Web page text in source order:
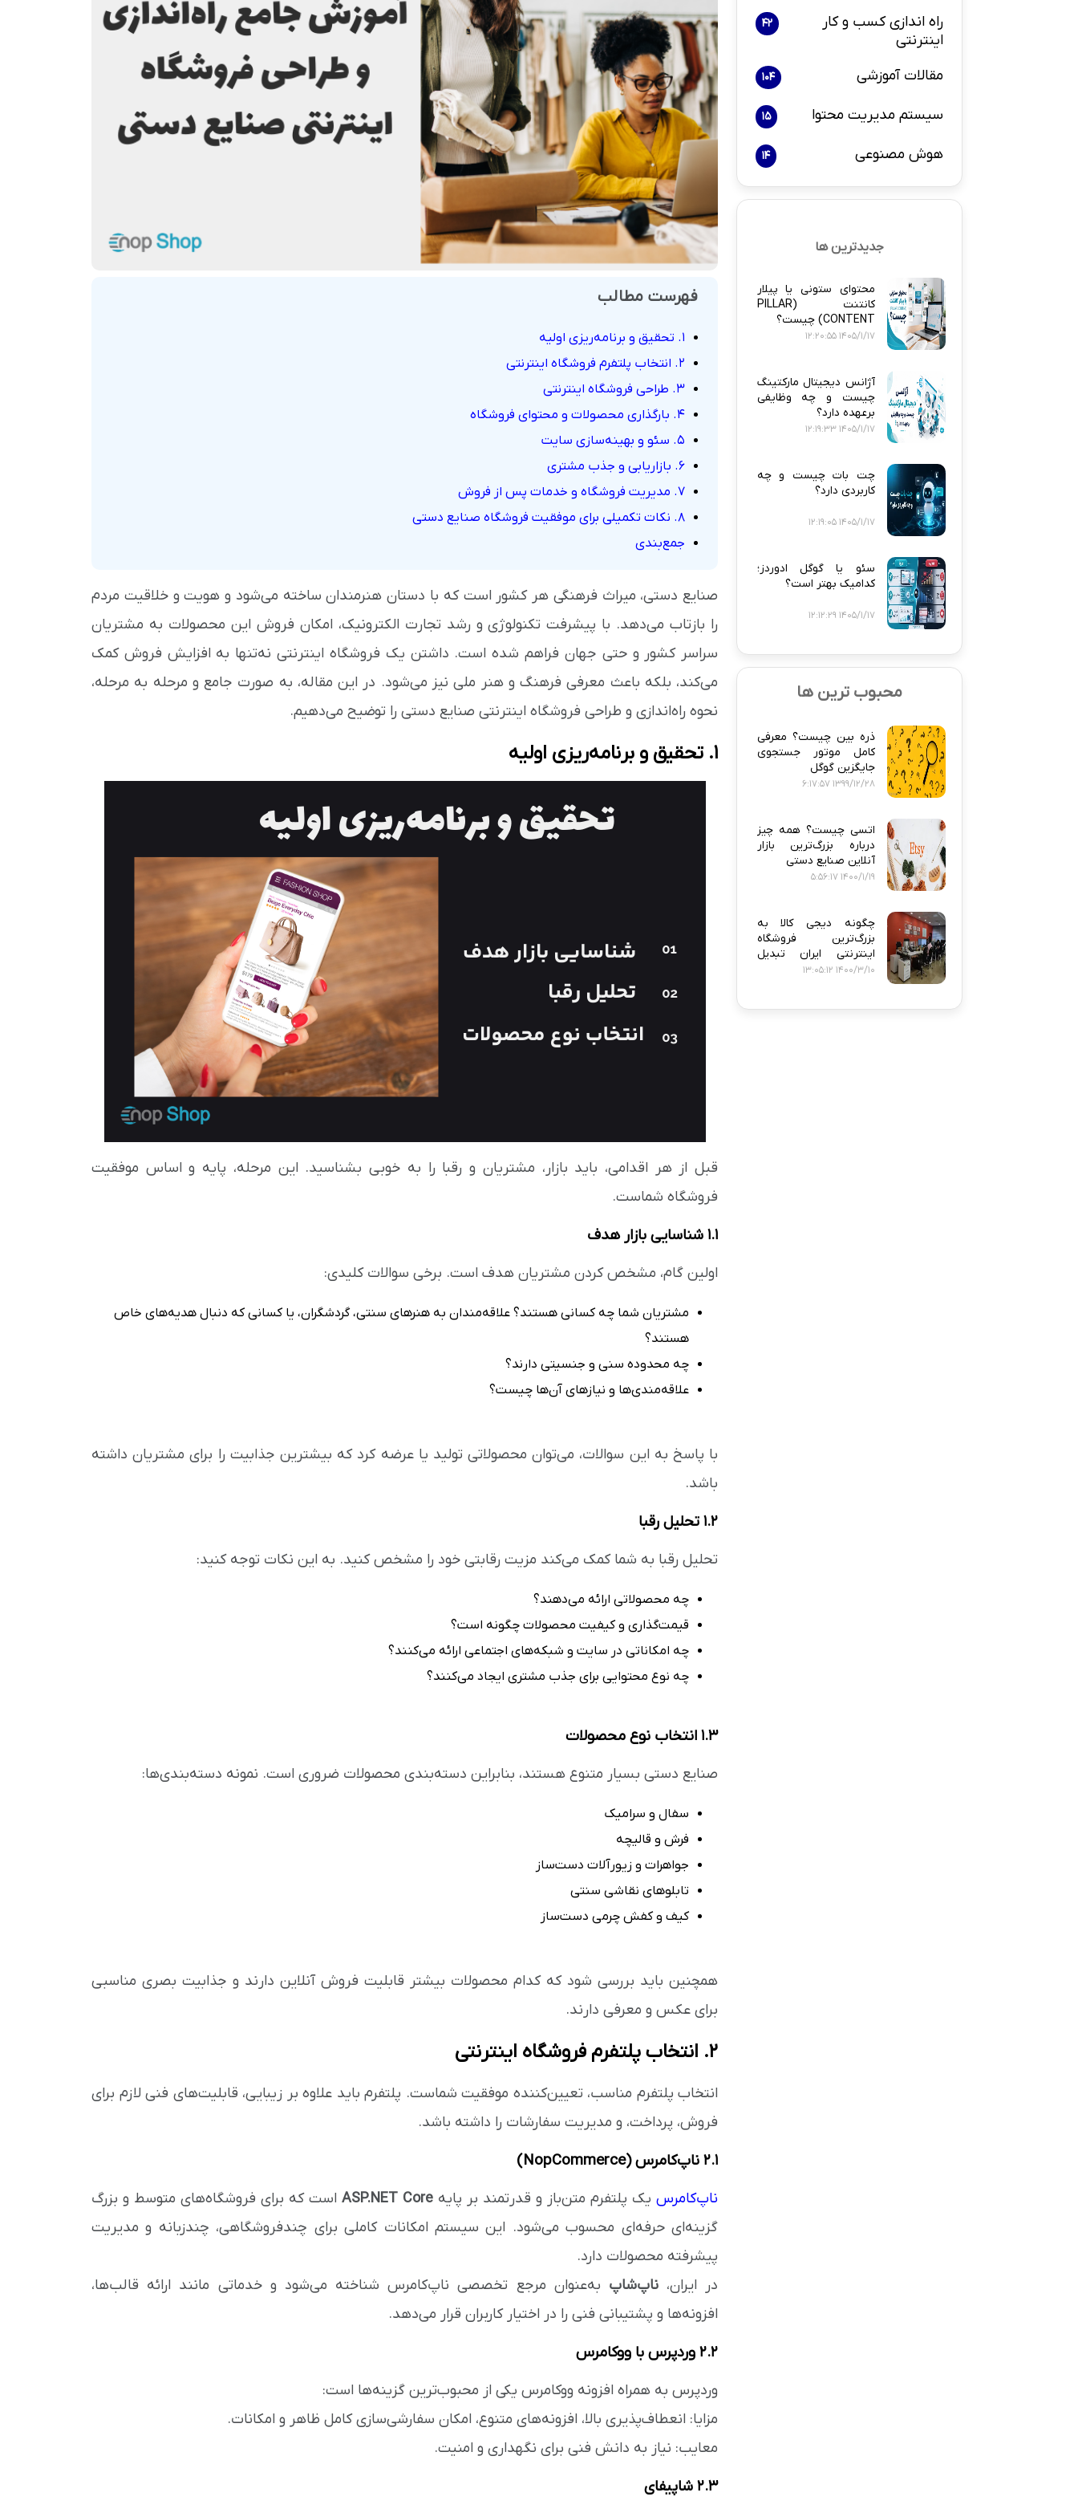
بازاریابی و فروش هوش مصنوعی درگاه های پرداخت اینترنتی پلاگین های ارسال پیامک
پلاگین های ارسال و تحویل
فهرست مطالب
۱. تحقیق و برنامه‌ریزی اولیه
۲. انتخاب پلتفرم فروشگاه اینترنتی
۳. طراحی فروشگاه اینترنتی
۴. بارگذاری محصولات و محتوای فروشگاه
۵. سئو و بهینه‌سازی سایت
۶. بازاریابی و جذب مشتری
۷. مدیریت فروشگاه و خدمات پس از فروش
۸. نکات تکمیلی برای موفقیت فروشگاه صنایع دستی
جمع‌بندی
صنایع دستی، میراث فرهنگی هر کشور است که با دستان هنرمندان ساخته می‌شود و هویت و خلاقیت مردم
را بازتاب می‌دهد. با پیشرفت تکنولوژی و رشد تجارت الکترونیک، امکان فروش این محصولات به مشتریان
سراسر کشور و حتی جهان فراهم شده است. داشتن یک فروشگاه اینترنتی نه‌تنها به افزایش فروش کمک
می‌کند، بلکه باعث معرفی فرهنگ و هنر ملی نیز می‌شود. در این مقاله، به صورت جامع و مرحله به مرحله،
نحوه راه‌اندازی و طراحی فروشگاه اینترنتی صنایع دستی را توضیح می‌دهیم.
۱. تحقیق و برنامه‌ریزی اولیه
قبل از هر اقدامی، باید بازار، مشتریان و رقبا را به خوبی بشناسید. این مرحله، پایه و اساس موفقیت
فروشگاه شماست.
۱.۱ شناسایی بازار هدف
اولین گام، مشخص کردن مشتریان هدف است. برخی سوالات کلیدی:
مشتریان شما چه کسانی هستند؟ علاقه‌مندان به هنرهای سنتی، گردشگران، یا کسانی که دنبال هدیه‌های خاص
هستند؟
چه محدوده سنی و جنسیتی دارند؟
علاقه‌مندی‌ها و نیازهای آن‌ها چیست؟
با پاسخ به این سوالات، می‌توان محصولاتی تولید یا عرضه کرد که بیشترین جذابیت را برای مشتریان داشته
باشد.
۱.۲ تحلیل رقبا
تحلیل رقبا به شما کمک می‌کند مزیت رقابتی خود را مشخص کنید. به این نکات توجه کنید:
چه محصولاتی ارائه می‌دهند؟
قیمت‌گذاری و کیفیت محصولات چگونه است؟
چه امکاناتی در سایت و شبکه‌های اجتماعی ارائه می‌کنند؟
چه نوع محتوایی برای جذب مشتری ایجاد می‌کنند؟
۱.۳ انتخاب نوع محصولات
صنایع دستی بسیار متنوع هستند، بنابراین دسته‌بندی محصولات ضروری است. نمونه دسته‌بندی‌ها:
سفال و سرامیک
فرش و قالیچه
جواهرات و زیورآلات دست‌ساز
تابلوهای نقاشی سنتی
کیف و کفش چرمی دست‌ساز
همچنین باید بررسی شود که کدام محصولات بیشتر قابلیت فروش آنلاین دارند و جذابیت بصری مناسبی
برای عکس و معرفی دارند.
۲. انتخاب پلتفرم فروشگاه اینترنتی
انتخاب پلتفرم مناسب، تعیین‌کننده موفقیت شماست. پلتفرم باید علاوه بر زیبایی، قابلیت‌های فنی لازم برای
فروش، پرداخت، و مدیریت سفارشات را داشته باشد.
۲.۱ ناپ‌کامرس (NopCommerce)
ناپ‌کامرسیک پلتفرم متن‌باز و قدرتمند بر پایه ASP.NET Coreاست که برای فروشگاه‌های متوسط و بزرگ
گزینه‌ای حرفه‌ای محسوب می‌شود. این سیستم امکانات کاملی برای چندفروشگاهی، چندزبانه و مدیریت
پیشرفته محصولات دارد.
در ایران،ناپ‌شاپ به‌عنوان مرجع تخصصی ناپ‌کامرس شناخته می‌شود و خدماتی مانند ارائه قالب‌ها،
افزونه‌ها و پشتیبانی فنی را در اختیار کاربران قرار می‌دهد.
۲.۲ وردپرس با ووکامرس
وردپرس به همراه افزونه ووکامرس یکی از محبوب‌ترین گزینه‌ها است:
مزایا: انعطاف‌پذیری بالا، افزونه‌های متنوع، امکان سفارشی‌سازی کامل ظاهر و امکانات.
معایب: نیاز به دانش فنی برای نگهداری و امنیت.
۲.۳ شاپیفای
راه اندازی کسب و کار
اینترنتی
42
مقالات آموزشی 104
سیستم مدیریت محتوا 15
هوش مصنوعی 14
جدیدترین ها
محتوای ستونی یا پیلار
کانتنت (PILLAR
CONTENT) چیست؟
1405/1/17 12:20:55
آژانس دیجیتال مارکتینگ
چیست و چه وظایفی
برعهده دارد؟
1405/1/17 12:19:33
چت بات چیست و چه
کاربردی دارد؟
1405/1/17 12:19:05
سئو یا گوگل ادوردز؛
کدامیک بهتر است؟
1405/1/17 12:12:29
محبوب ترین ها
ذره‌ بین چیست؟ معرفی
کامل موتور جستجوی
جایگزین گوگل
1399/12/28 6:17:57
اتسی چیست؟ همه‌ چیز
درباره بزرگ‌ترین بازار
آنلاین صنایع دستی
1400/1/19 5:56:17
چگونه دیجی‌ کالا به
بزرگ‌ترین فروشگاه
اینترنتی ایران تبدیل
شد؟
1400/3/10 13:05:12